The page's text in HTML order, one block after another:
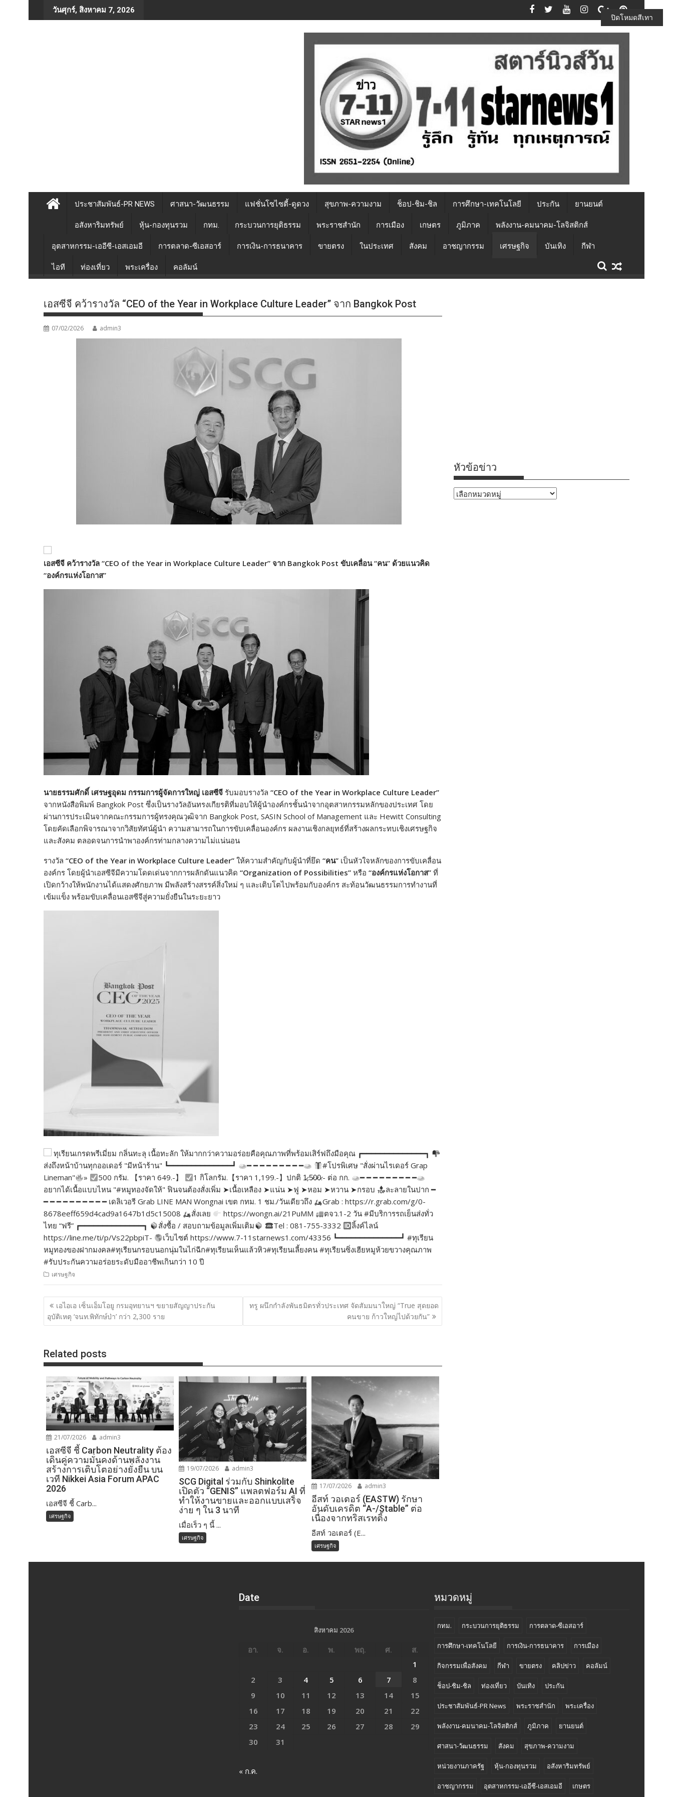
to
วันศุกร์, สิงหาคม 7, 2026
ประชาสัมพันธ์-PR NEWS ศาสนา-วัฒนธรรม แฟชั่นโซไซตี้-ดูดวง สุขภาพ-ความงาม ช็อป-ชิม-ชิล การศึกษา-เทคโนโลยี ประกัน ยานยนต์
อสังหาริมทรัพย์ หุ้น-กองทุนรวม กทม. กระบวนการยุติธรรม พระราชสำนัก การเมือง เกษตร ภูมิภาค พลังงาน-คมนาคม-โลจิสติกส์
อุตสาหกรรม-เออีซี-เอสเอมอี การตลาด-ซีเอสอาร์ การเงิน-การธนาคาร ขายตรง ในประเทศ สังคม อาชญากรรม เศรษฐกิจ บันเทิง กีฬา
ไอที ท่องเที่ยว พระเครื่อง คอลัมน์
เอสซีจี คว้ารางวัล “CEO of the Year in Workplace Culture Leader” จาก Bangkok Post
07/02/2026 admin3
เอสซีจี คว้ารางวัล “CEO of the Year in Workplace Culture Leader” จาก Bangkok Post ขับเคลื่อน“คน” ด้วยแนวคิด
“องค์กรแห่งโอกาส”
นายธรรมศักดิ์ เศรษฐอุดม กรรมการผู้จัดการใหญ่ เอสซีจี รับมอบรางวัล “CEO of the Year in Workplace Culture Leader”
จากหนังสือพิมพ์ Bangkok Post ซึ่งเป็นรางวัลอันทรงเกียรติที่มอบให้ผู้นำองค์กรชั้นนำจากอุตสาหกรรมหลักของประเทศ โดย
ผ่านการประเมินจากคณะกรรมการผู้ทรงคุณวุฒิจาก Bangkok Post, SASIN School of Management และ Hewitt Consulting
โดยคัดเลือกพิจารณาจากวิสัยทัศน์ผู้นำ ความสามารถในการขับเคลื่อนองค์กร ผลงานเชิงกลยุทธ์ที่สร้างผลกระทบเชิงเศรษฐกิจ
และสังคม ตลอดจนการนำพาองค์กรท่ามกลางความไม่แน่นอน
รางวัล “CEO of the Year in Workplace Culture Leader” ให้ความสำคัญกับผู้นำที่ยึด “คน” เป็นหัวใจหลักของการขับเคลื่อน
องค์กร โดยผู้นำเอสซีจีมีความโดดเด่นจากการผลักดันแนวคิด “Organization of Possibilities” หรือ “องค์กรแห่งโอกาส” ที่
เปิดกว้างให้พนักงานได้แสดงศักยภาพ มีพลังสร้างสรรค์สิ่งใหม่ ๆ และเติบโตไปพร้อมกับองค์กร สะท้อนวัฒนธรรมการทำงานที่
เข้มแข็ง พร้อมขับเคลื่อนเอสซีจีสู่ความยั่งยืนในระยะยาว
ทุเรียนเกรดพรีเมี่ยม กลิ่นทะลุ เนื้อทะลัก ให้มากกว่าความอร่อยคือคุณภาพที่พร้อมเสิร์ฟถึงมือคุณ ┏━━━━━━━━━━━━━━┓
ส่งถึงหน้าบ้านทุกออเดอร์ "มีหน้าร้าน" ┗━━━━━━━━━━━━━━┛
━ ━ ━ ━ ━ ━ ━ ━ ━
#โปรพิเศษ "สั่งผ่านไรเดอร์ Grap
Lineman"
» 500 กรัม. 【ราคา 649.-】 1 กิโลกรัม.【ราคา 1,199.-】ปกติ 1̷,5̷0̷0̷.- ต่อ กก.
━ ━ ━ ━ ━ ━ ━ ━ ━
อยากได้เนื้อแบบไหน "#หมูทองจัดให้" ฟินจนต้องสั่งเพิ่ม ➤เนื้อเหลือง ➤แน่น ➤ฟู ➤หอม ➤หวาน ➤กรอบ
ละลายในปาก ━
━ ━ ━ ━ ━ ━ ━ ━ ━ ━ เดลิเวอรี Grab LINE MAN Wongnai เขต กทม. 1 ชม./วันเดียวถึง
Grab : https://r.grab.com/g/0-
8678eeff659d4cad9a1647b1d5c15008
สั่งเลย https://wongn.ai/21PuMM
ตจว.1-2 วัน #มีบริการรถเย็นส่งทั่ว
ไทย “ฟรี” ┏━━━━━━━━━━━━━━┓
สั่งซื้อ / สอบถามข้อมูลเพิ่มเติม Tel : 081-755-3332
ลิ้งค์ไลน์
https://line.me/ti/p/Vs22pbpiT-
เว็บไซต์ https://www.7-11starnews1.com/43356 ┗━━━━━━━━━━━━━━┛ #ทุเรียน
หมูทองของฝากมงคล#ทุเรียนกรอบนอกนุ่มในไก่ฉีก#ทุเรียนเห็นแล้วหิว#ทุเรียนเลี้ยงคน #ทุเรียนซิ่งเฮียหมูห้วยขวางคุณภาพ
#รับประกันความอร่อยระดับมืออาชีพเกินกว่า 10 ปี
เศรษฐกิจ
แนะแนว
เรื่อง
เอไอเอ เซ็นเอ็มโอยู กรมอุทยานฯ ขยายสัญญาประกัน
อุบัติเหตุ ‘จนท.พิทักษ์ป่า’ กว่า 2,300 ราย
ทรู ผนึกกำลังพันธมิตรทั่วประเทศ จัดสัมมนาใหญ่ “True สุดยอด
คนขาย ก้าวใหญ่ไปด้วยกัน”
Related posts
21/07/2026 admin3
เอสซีจี ชี้ Carbon Neutrality ต้อง
เดินคู่ความมั่นคงด้านพลังงาน
สร้างการเติบโตอย่างยั่งยืน บน
เวที Nikkei Asia Forum APAC
2026
เอสซีจี ชี้ Carb...
เศรษฐกิจ
19/07/2026 admin3
SCG Digital ร่วมกับ Shinkolite
เปิดตัว “GENIS” แพลตฟอร์ม AI ที่
ทำให้งานขายและออกแบบเสร็จ
ง่าย ๆ ใน 3 นาที
เมื่อเร็ว ๆ นี้ ...
เศรษฐกิจ
17/07/2026 admin3
อีสท์ วอเตอร์ (EASTW) รักษา
อันดับเครดิต “A-/Stable” ต่อ
เนื่องจากทริสเรทติ้ง
อีสท์ วอเตอร์ (E...
เศรษฐกิจ
หัวข้อข่าว
หัวข้อ
Date
สิงหาคม 2026
อา. จ. อ. พ. พฤ. ศ.
ส.
1
2
3 4 5 6 7
8
9
10 11 12 13 14
15
16
17 18 19 20 21
22
23
24 25 26 27 28
29
30
31
« ก.ค.
หมวดหมู่
กทม. กระบวนการยุติธรรม การตลาด-ซีเอสอาร์
การศึกษา-เทคโนโลยี การเงิน-การธนาคาร การเมือง
กิจกรรมเพื่อสังคม กีฬา ขายตรง คลิปข่าว คอลัมน์
ช็อป-ชิม-ชิล ท่องเที่ยว บันเทิง ประกัน
ประชาสัมพันธ์-PR News พระราชสำนัก พระเครื่อง
พลังงาน-คมนาคม-โลจิสติกส์ ภูมิภาค ยานยนต์
ศาสนา-วัฒนธรรม สังคม สุขภาพ-ความงาม
หน่วยงานภาครัฐ หุ้น-กองทุนรวม อสังหาริมทรัพย์
อาชญากรรม อุตสาหกรรม-เออีซี-เอสเอมอี เกษตร
ปิดโหมดสีเทา